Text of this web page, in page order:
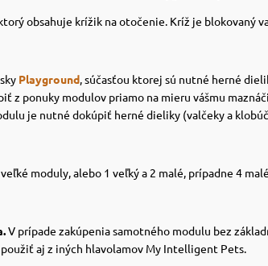
obsahuje krížik na otočenie. Kríž je blokovaný
Playground, súčasťou ktorej sú nutné herné
z ponuky modulov priamo na mieru vášmu
je nutné dokúpiť herné dieliky (valčeky a
moduly, alebo 1 veľký a 2 malé, prípadne 4
V prípade zakúpenia samotného modulu bez
aj z iných hlavolamov My Intelligent Pets.